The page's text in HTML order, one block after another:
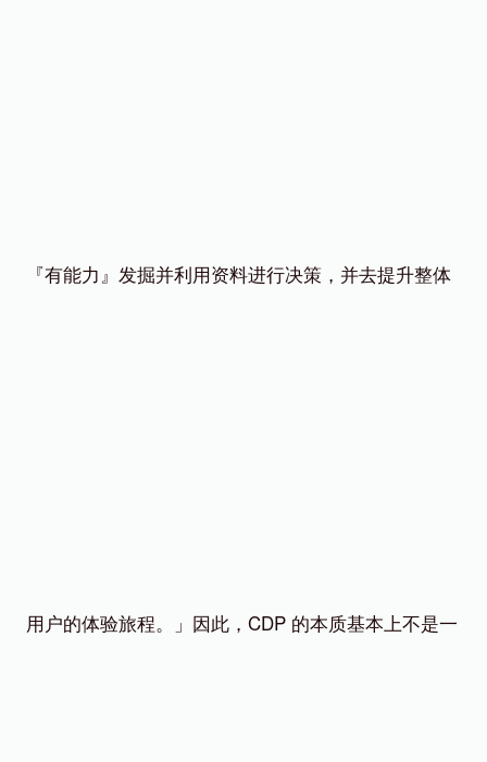
『有能力』发掘并利用资料进行决策，并去提升整体
用户的体验旅程。」因此，CDP 的本质基本上不是一